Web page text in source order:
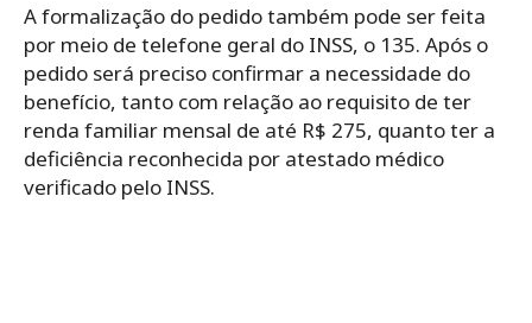
A formalização do pedido também pode ser feita
por meio de telefone geral do INSS, o 135. Após o
pedido será preciso confirmar a necessidade do
benefício, tanto com relação ao requisito de ter
renda familiar mensal de até R$ 275, quanto ter a
deficiência reconhecida por atestado médico
verificado pelo INSS.